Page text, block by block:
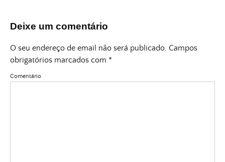
Deixe um comentário
O seu endereço de email não será publicado. Campos
obrigatórios marcados com *
Comentário